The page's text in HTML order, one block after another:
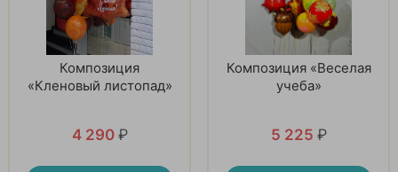
Композиция
«Кленовый листопад»
4 290 ₽
Композиция «Веселая
учеба»
5 225 ₽